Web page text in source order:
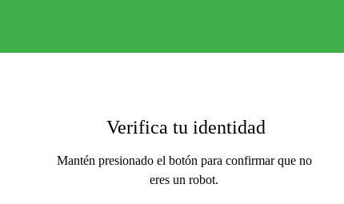
Verifica tu identidad
Mantén presionado el botón para confirmar que no
eres un robot.